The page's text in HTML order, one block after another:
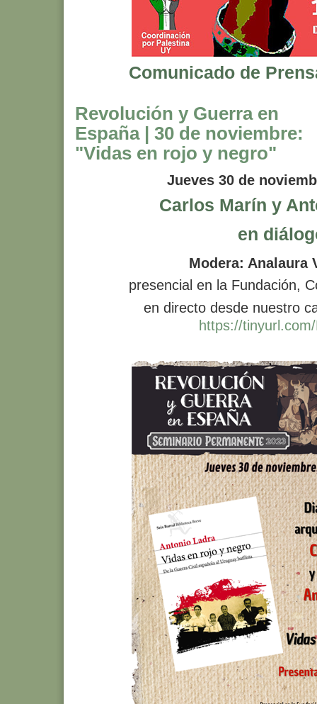
Comunicado de
Revolución y Guerra en
España | 30 de noviembre:
"Vidas en rojo y negro"
Jueves 30 de
Carlos Marín y
en
Modera: Analaura
presencial en la Fundación,
en directo desde nuestro
https://